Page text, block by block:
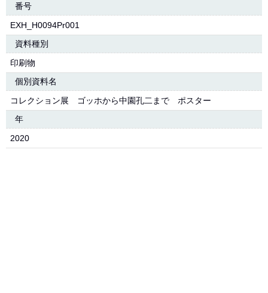
番号
EXH_H0094Pr001
資料種別
印刷物
個別資料名
コレクション展 ゴッホから中園孔二まで ポスター
年
2020